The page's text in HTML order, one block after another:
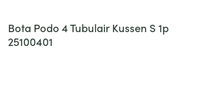
Bota Podo 4 Tubulair Kussen S 1p
25100401